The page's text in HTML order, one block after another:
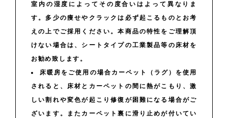
室内の湿度によってその度合いはよって異なりま
す。多少の痩せやクラックは必ず起こるものとお考
えの上でご採用ください。本商品の特性をご理解頂
けない場合は、シートタイプの工業製品等の床材を
お勧め致します。
床暖房をご使用の場合カーペット（ラグ）を使用
されると、床材とカーペットの間に熱がこもり、激
しい割れや変色が起こり修復が困難になる場合がご
ざいます。またカーペット裏に滑り止めが付いてい